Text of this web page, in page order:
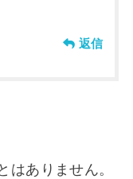
返信
はありません。